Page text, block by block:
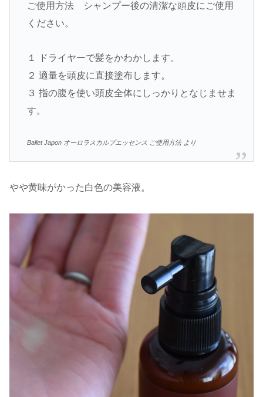
ご使用方法 シャンプー後の清潔な頭皮にご使用
ください。
１ ドライヤーで髪をかわかします。
２ 適量を頭皮に直接塗布します。
３ 指の腹を使い頭皮全体にしっかりとなじませま
す。
Ballet Japon オーロラスカルプエッセンス ご使用方法 より
やや黄味がかった白色の美容液。